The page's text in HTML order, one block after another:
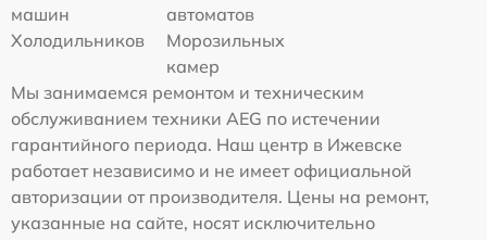
машин
автоматов
Холодильников
Морозильных
камер
Мы занимаемся ремонтом и техническим
обслуживанием техники AEG по истечении
гарантийного периода. Наш центр в Ижевске
работает независимо и не имеет официальной
авторизации от производителя. Цены на ремонт,
указанные на сайте, носят исключительно